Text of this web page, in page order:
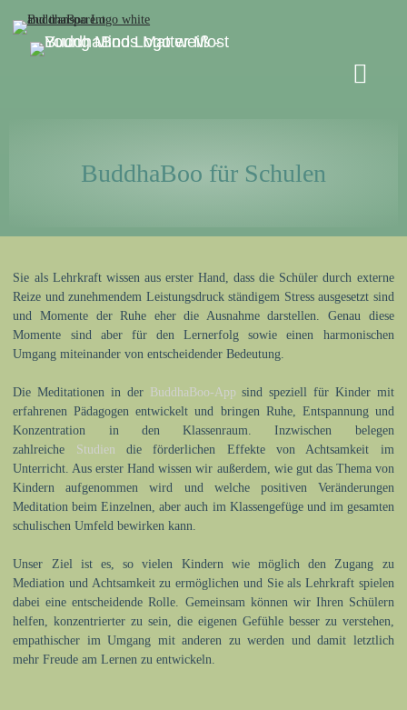
BuddhaBoo für Schulen
Anmelden
BuddhaBoo für Schulen
Sie als Lehrkraft wissen aus erster Hand, dass die Schüler durch externe
Reize und zunehmendem Leistungsdruck ständigem Stress ausgesetzt sind
und Momente der Ruhe eher die Ausnahme darstellen. Genau diese
Momente sind aber für den Lernerfolg sowie einen harmonischen
Umgang miteinander von entscheidender Bedeutung.
Die Meditationen in der BuddhaBoo-Appsind speziell für Kinder mit
erfahrenen Pädagogen entwickelt und bringen Ruhe, Entspannung und
Konzentration in den Klassenraum. Inzwischen belegen
zahlreiche Studien die förderlichen Effekte von Achtsamkeit im
Unterricht. Aus erster Hand wissen wir außerdem, wie gut das Thema von
Kindern aufgenommen wird und welche positiven Veränderungen
Meditation beim Einzelnen, aber auch im Klassengefüge und im gesamten
schulischen Umfeld bewirken kann.
Unser Ziel ist es, so vielen Kindern wie möglich den Zugang zu
Mediation und Achtsamkeit zu ermöglichen und Sie als Lehrkraft spielen
dabei eine entscheidende Rolle. Gemeinsam können wir Ihren Schülern
helfen, konzentrierter zu sein, die eigenen Gefühle besser zu verstehen,
empa­thi­scher im Umgang mit ande­ren zu werden und damit letztlich
mehr Freude am Lernen zu entwickeln.